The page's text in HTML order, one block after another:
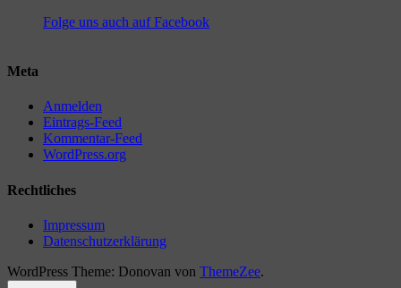
Folge uns auch auf Facebook
Meta
Anmelden
Eintrags-Feed
Kommentar-Feed
WordPress.org
Rechtliches
Impressum
Datenschutzerklärung
WordPress Theme: Donovan von ThemeZee.